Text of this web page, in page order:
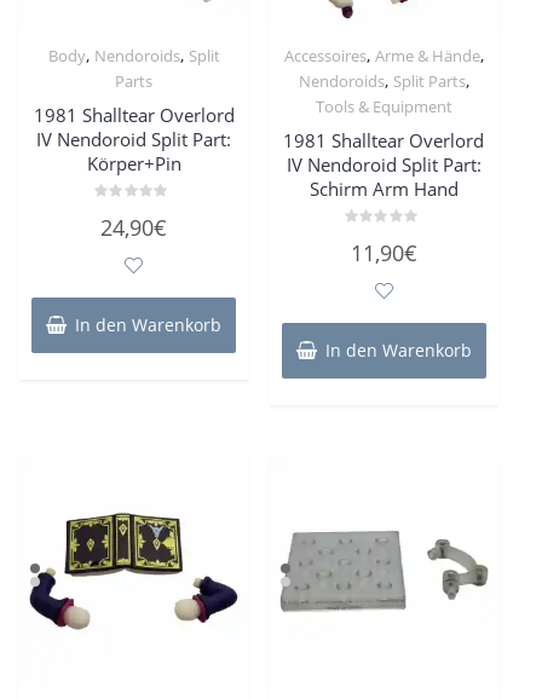
Body, Nendoroids, Split
Parts
1981 Shalltear Overlord
IV Nendoroid Split Part:
Körper+Pin
mit
24,90€
In den Warenkorb
Accessoires, Arme & Hände,
Nendoroids, Split Parts,
Tools & Equipment
1981 Shalltear Overlord
IV Nendoroid Split Part:
Schirm Arm Hand
mit
11,90€
In den Warenkorb